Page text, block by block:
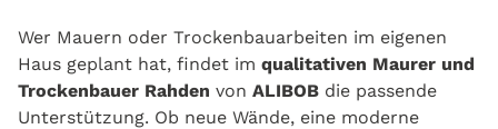
Wer Mauern oder Trockenbauarbeiten im eigenen
Haus geplant hat, findet im qualitativen Maurer und
Trockenbauer Rahden von ALIBOB die passende
Unterstützung. Ob neue Wände, eine moderne